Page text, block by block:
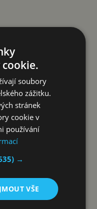
okusili?
soubory
zážitku.
stránek
cookie v
používání
→
VŠE